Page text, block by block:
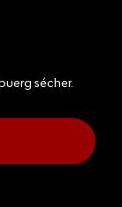
sécher.